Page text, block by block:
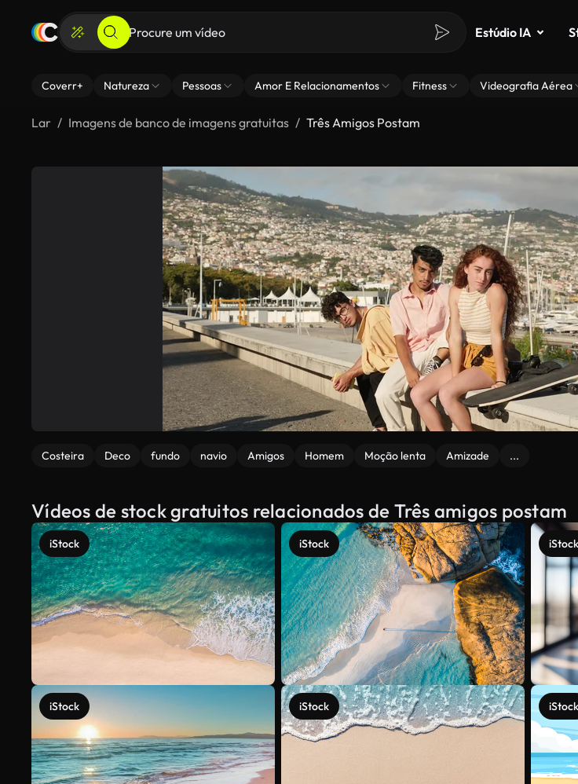
Estúdio IA
Coverr+ Natureza Pessoas Amor E Relacionamentos Fitness Videografia Aérea
Lar Imagens de banco de imagens gratuitas Três Amigos Postam
Costeira Deco fundo navio Amigos Homem Moção lenta Amizade ...
Vídeos de stock gratuitos relacionados de Três amigos postam
iStock
iStock
iStock
iStock
iStock
iStock